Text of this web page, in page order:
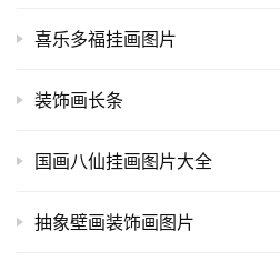
喜乐多福挂画图片
装饰画长条
国画八仙挂画图片大全
抽象壁画装饰画图片